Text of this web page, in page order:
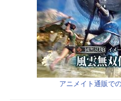
アニメイト通販で